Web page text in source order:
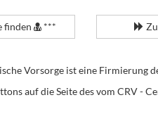
finden ***
Vorsorge ist eine Firmierung
auf die Seite des vom CRV -